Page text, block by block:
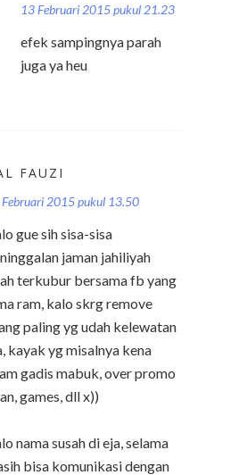
13 Februari 2015 pukul 21.23
efek sampingnya parah
juga ya heu
FAUZI
Februari 2015 pukul 13.50
gue sih sisa-sisa
jaman jahiliyah
terkubur bersama fb yang
ram, kalo skrg remove
paling yg udah kelewatan
kayak yg misalnya kena
gadis mabuk, over promo
games, dll x))
nama susah di eja, selama
bisa komunikasi dengan